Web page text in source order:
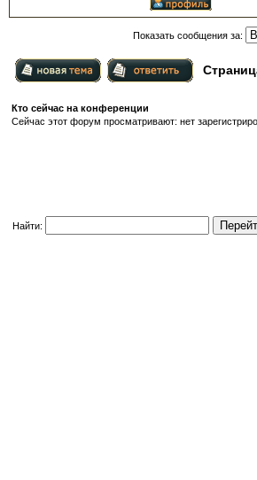
Показать сообщения за:
Кто сейчас на конференции
Сейчас этот форум просматривают: нет
Найти: